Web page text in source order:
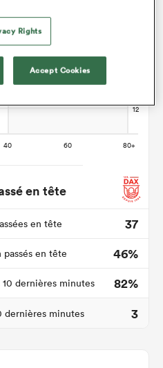
en tête
en tête
37
passés en tête
46%
10 dernières minutes
82%
dernières minutes 3
Rights
Accept Cookies